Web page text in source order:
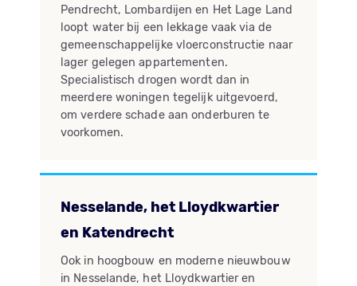
Pendrecht, Lombardijen en Het Lage Land
loopt water bij een lekkage vaak via de
gemeenschappelijke vloerconstructie naar
lager gelegen appartementen.
Specialistisch drogen wordt dan in
meerdere woningen tegelijk uitgevoerd,
om verdere schade aan onderburen te
voorkomen.
Nesselande, het Lloydkwartier
en Katendrecht
Ook in hoogbouw en moderne nieuwbouw
in Nesselande, het Lloydkwartier en